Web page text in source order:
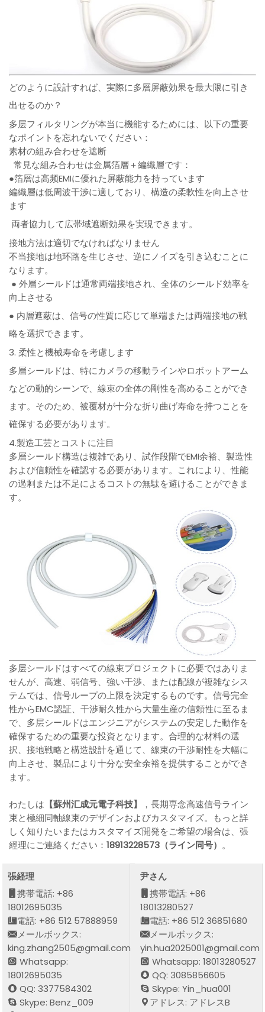
どのように設計すれば、実際に多層屏蔽効果を最大限に引き
出せるのか？
多层フィルタリングが本当に機能するためには、以下の重要
なポイントを忘れないでください：
素材の組み合わせを遮断
常見な組み合わせは金属箔層＋編織層です：
●箔層は高频EMIに優れた屏蔽能力を持っています
編織層は低周波干渉に適しており、構造の柔軟性を向上させ
ます
両者協力して広帯域遮断効果を実現できます。
接地方法は適切でなければなりません
不当接地は地环路を生じさせ、逆にノイズを引き込むことに
なります。
● 外層シールドは通常両端接地され、全体のシールド効率を
向上させる
● 内層遮蔽は、信号の性質に応じて単端または両端接地の戦
略を選択できます。
3. 柔性と機械寿命を考慮します
多層シールドは、特にカメラの移動ラインやロボットアーム
などの動的シーンで、線束の全体の剛性を高めることができ
ます。そのため、被覆材が十分な折り曲げ寿命を持つことを
確保する必要があります。
4.製造工芸とコストに注目
多層シールド構造は複雑であり、試作段階でEMI余裕、製造性
および信頼性を確認する必要があります。これにより、性能
の過剰または不足によるコストの無駄を避けることができま
す。
多层シールドはすべての線束プロジェクトに必要ではありま
せんが、高速、弱信号、強い干渉、または配線が複雑なシス
テムでは、信号ループの上限を決定するものです。信号完全
性からEMC認証、干渉耐久性から大量生産の信頼性に至るま
で、多层シールドはエンジニアがシステムの安定した動作を
確保するための重要な投資となります。合理的な材料の選
択、接地戦略と構造設計を通じて、線束の干渉耐性を大幅に
向上させ、製品により十分な安全余裕を提供することができ
ます。
わたしは 【蘇州汇成元電子科技】
，長期専念高速信号ライン
束と極細同軸線束のデザインおよびカスタマイズ。もっと詳
しく知りたいまたはカスタマイズ開発をご希望の場合は、張
經理にご連絡ください：18913228573（ライン同号） 。
張経理
携帯電話: +86
18012695035
電話: +86 512 57888959
メールボックス:
king.zhang2505@gmail.com
Whatsapp:
18012695035
QQ: 3377584302
Skype: Benz_009
尹さん
携帯電話: +86
18013280527
電話: +86 512 36851680
メールボックス:
yin.hua2025001@gmail.com
Whatsapp: 18013280527
QQ: 3085856605
Skype: Yin_hua001
アドレス: アドレスB